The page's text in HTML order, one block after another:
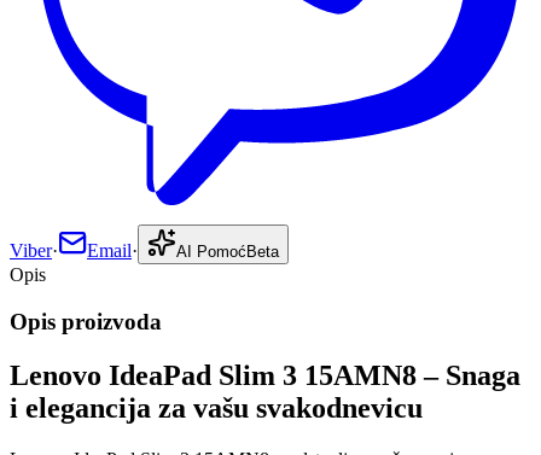
Viber· Email· AI Pomoć Beta
Opis
Opis proizvoda
Lenovo IdeaPad Slim 3 15AMN8 – Snaga
i elegancija za vašu svakodnevicu